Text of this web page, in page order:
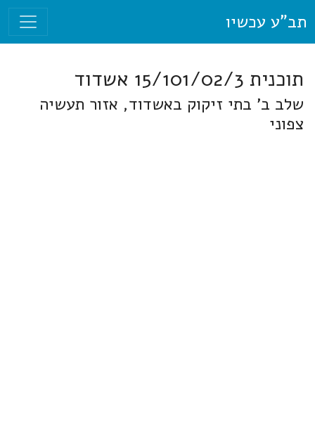
תב"ע עכשיו
תוכנית 15/101/02/3 אשדוד
שלב ב' בתי זיקוק באשדוד, אזור תעשיה
צפוני